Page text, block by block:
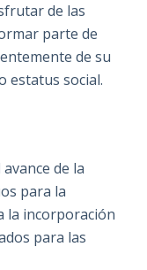
de las
parte de
de su
estatus social.
de la
para la
la incorporación
para las